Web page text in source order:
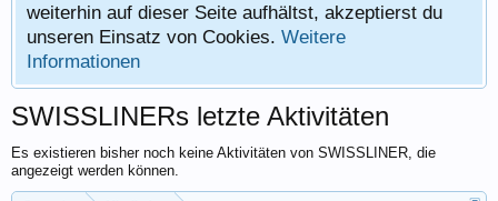
weiterhin auf dieser Seite aufhältst, akzeptierst du
unseren Einsatz von Cookies. Weitere
Informationen
SWISSLINERs letzte Aktivitäten
Es existieren bisher noch keine Aktivitäten von SWISSLINER, die
angezeigt werden können.